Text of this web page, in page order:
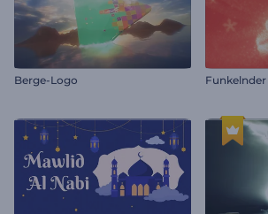
Berge-Logo